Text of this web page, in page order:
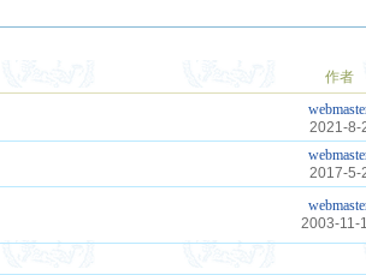
作者
2021-8-
2017-5-
2003-11-